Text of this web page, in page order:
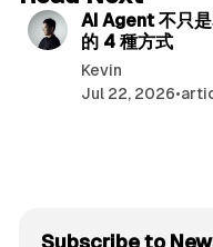
AI Agent 不只
的 4 種方式
Kevin
Jul 22, 2026•
Subscribe to